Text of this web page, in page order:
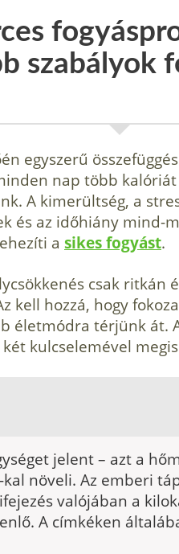
szabályok
egyszerű
nap több
A ki­merültség, a
és az időhiány mind-
a sikes fogyást.
csak ritkán
kell hozzá, hogy
életmódra térjünk át.
kulcselemével
jelent – azt a
növeli. Az emberi
valójában a
A címkéken